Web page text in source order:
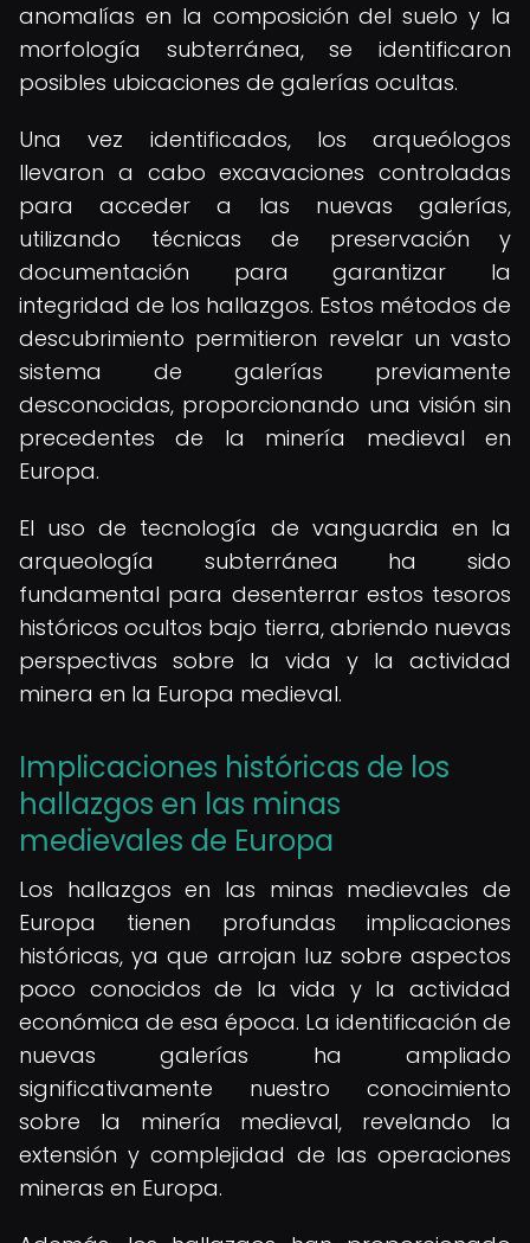
anomalías en la composición del suelo y la
morfología subterránea, se identificaron
posibles ubicaciones de galerías ocultas.
Una vez identificados, los arqueólogos
llevaron a cabo excavaciones controladas
para acceder a las nuevas galerías,
utilizando técnicas de preservación y
documentación para garantizar la
integridad de los hallazgos. Estos métodos de
descubrimiento permitieron revelar un vasto
sistema de galerías previamente
desconocidas, proporcionando una visión sin
precedentes de la minería medieval en
Europa.
El uso de tecnología de vanguardia en la
arqueología subterránea ha sido
fundamental para desenterrar estos tesoros
históricos ocultos bajo tierra, abriendo nuevas
perspectivas sobre la vida y la actividad
minera en la Europa medieval.
Implicaciones históricas de los
hallazgos en las minas
medievales de Europa
Los hallazgos en las minas medievales de
Europa tienen profundas implicaciones
históricas, ya que arrojan luz sobre aspectos
poco conocidos de la vida y la actividad
económica de esa época. La identificación de
nuevas galerías ha ampliado
significativamente nuestro conocimiento
sobre la minería medieval, revelando la
extensión y complejidad de las operaciones
mineras en Europa.